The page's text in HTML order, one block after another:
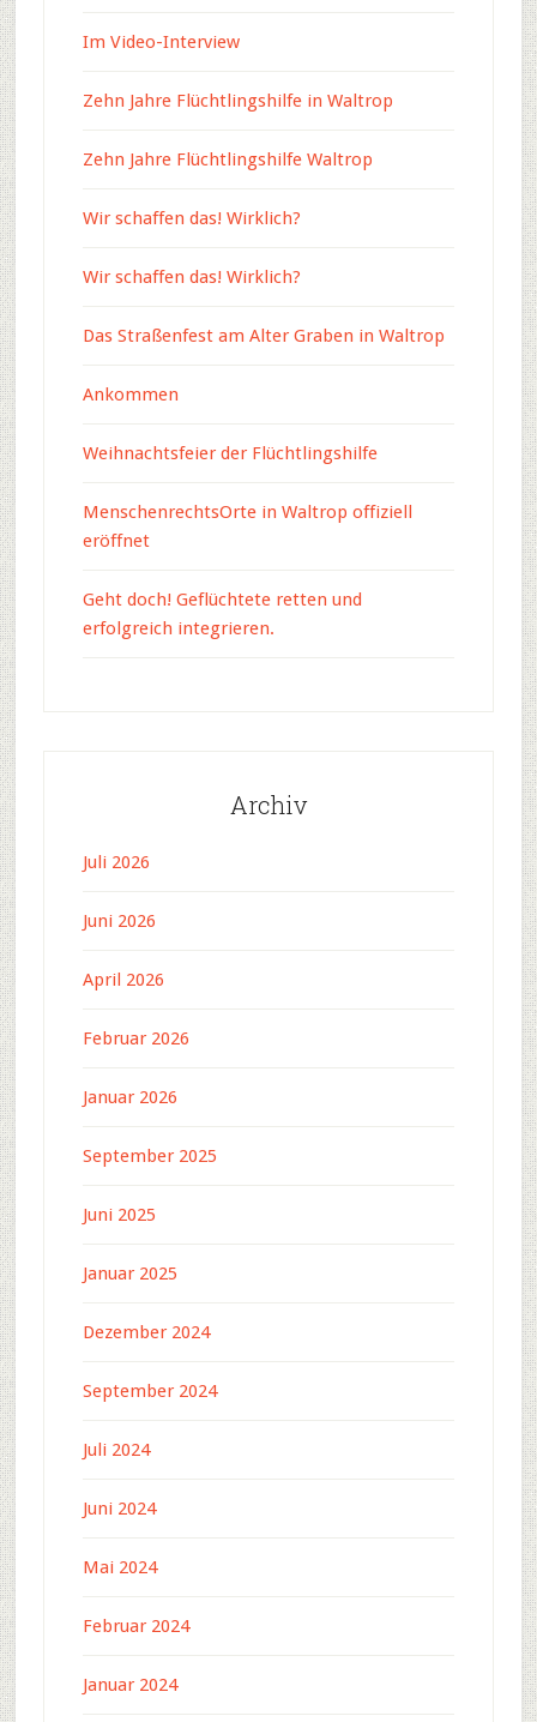
Im Video-Interview
Zehn Jahre Flüchtlingshilfe in Waltrop
Zehn Jahre Flüchtlingshilfe Waltrop
Wir schaffen das! Wirklich?
Wir schaffen das! Wirklich?
Das Straßenfest am Alter Graben in Waltrop
Ankommen
Weihnachtsfeier der Flüchtlingshilfe
MenschenrechtsOrte in Waltrop offiziell
eröffnet
Geht doch! Geflüchtete retten und
erfolgreich integrieren.
Archiv
Juli 2026
Juni 2026
April 2026
Februar 2026
Januar 2026
September 2025
Juni 2025
Januar 2025
Dezember 2024
September 2024
Juli 2024
Juni 2024
Mai 2024
Februar 2024
Januar 2024